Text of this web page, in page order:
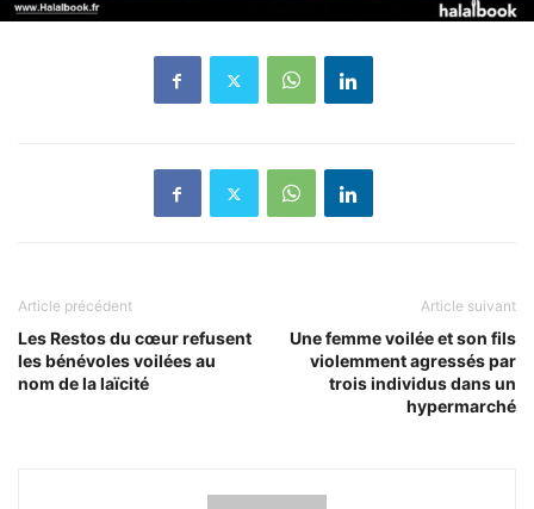
Article précédent
Les Restos du cœur refusent
les bénévoles voilées au
nom de la laïcité
Article suivant
Une femme voilée et son fils
violemment agressés par
trois individus dans un
hypermarché